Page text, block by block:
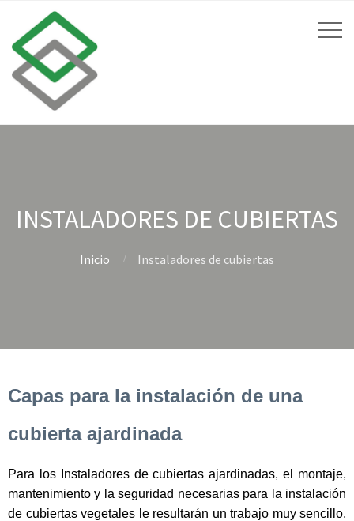
INSTALADORES DE CUBIERTAS
Inicio Instaladores de cubiertas
Capas para la instalación de una
cubierta ajardinada
Para los Instaladores de cubiertas ajardinadas, el montaje,
mantenimiento y la seguridad necesarias para la instalación
de cubiertas vegetales le resultarán un trabajo muy sencillo.